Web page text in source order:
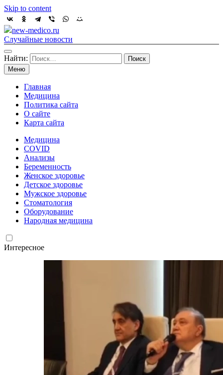
Skip to content
new-medico.ru
Случайные новости
Найти:
Меню
Главная
Медицина
Политика сайта
О сайте
Карта сайта
Медицина
COVID
Анализы
Беременность
Женское здоровье
Детское здоровье
Мужское здоровье
Стоматология
Оборудование
Народная медицина
Интересное